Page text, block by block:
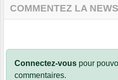
COMMENTEZ LA NEWS
Connectez-vous pour
commentaires.